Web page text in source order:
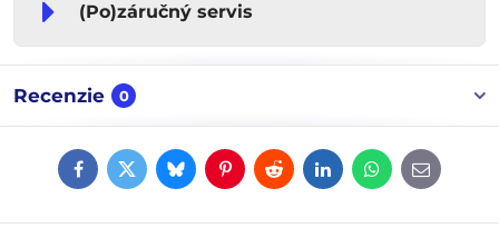
(Po)záručný servis
Recenzie 0
FacebookTwitterBlueskyPinterestRedditLinkedInWhatsApp
E-
mail